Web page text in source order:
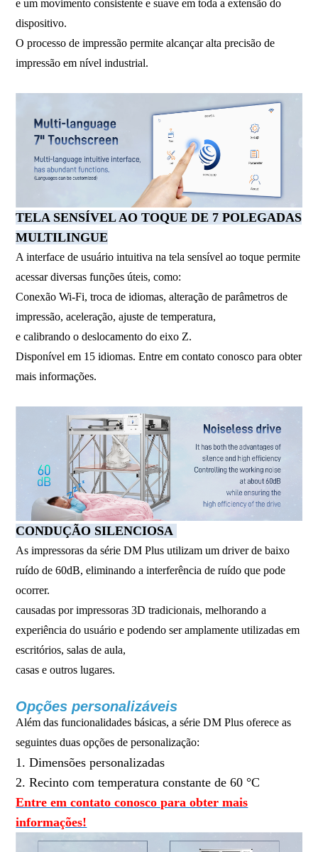
e um movimento consistente e suave em toda a extensão do
dispositivo.
O processo de impressão permite alcançar alta precisão de
impressão em nível industrial.
TELA SENSÍVEL AO TOQUE DE 7 POLEGADAS
MULTILINGUE
A interface de usuário intuitiva na tela sensível ao toque permite
acessar diversas funções úteis, como:
Conexão Wi-Fi, troca de idiomas, alteração de parâmetros de
impressão, aceleração, ajuste de temperatura,
e calibrando o deslocamento do eixo Z.
Disponível em 15 idiomas. Entre em contato conosco para obter
mais informações.
CONDUÇÃO SILENCIOSA
As impressoras da série DM Plus utilizam um driver de baixo
ruído de 60dB, eliminando a interferência de ruído que pode
ocorrer.
causadas por impressoras 3D tradicionais, melhorando a
experiência do usuário e podendo ser amplamente utilizadas em
escritórios, salas de aula,
casas e outros lugares.
Opções personalizáveis
Além das funcionalidades básicas, a série DM Plus oferece as
seguintes duas opções de personalização:
1. Dimensões personalizadas
2. Recinto com temperatura constante de 60 °C
Entre em contato conosco para obter mais
informações!